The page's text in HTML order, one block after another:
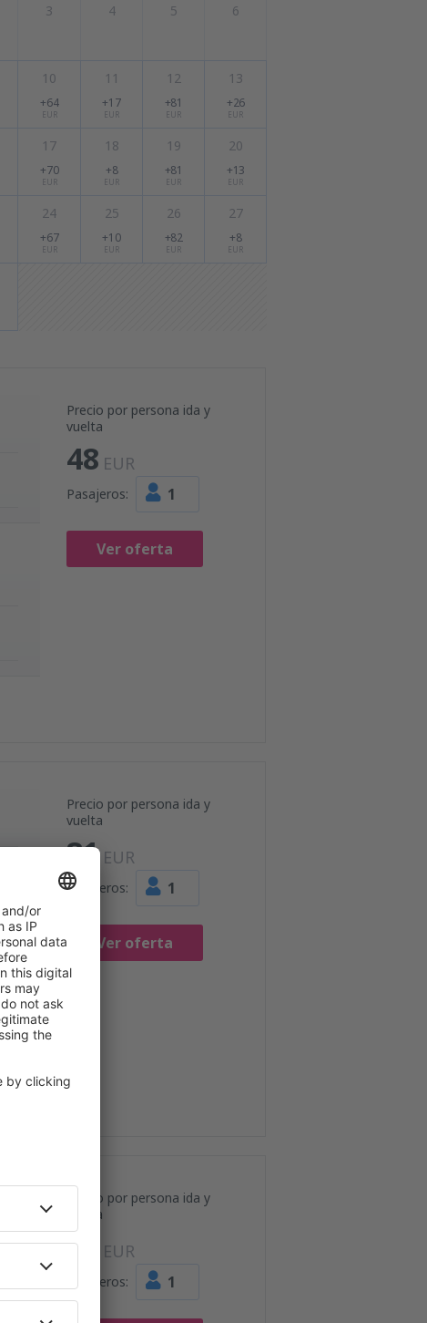
3 4 5 6
10
+64
EUR
11
+17
EUR
12
+81
EUR
13
+26
EUR
17
+70
EUR
18
+8
EUR
19
+81
EUR
20
+13
EUR
24
+67
EUR
25
+10
EUR
26
+82
EUR
27
+8
EUR
Precio por persona ida y
vuelta
48 EUR
Pasajeros: 1
Ver oferta
Precio por persona ida y
vuelta
81 EUR
Pasajeros: 1
Ver oferta
Precio por persona ida y
vuelta
94 EUR
Pasajeros: 1